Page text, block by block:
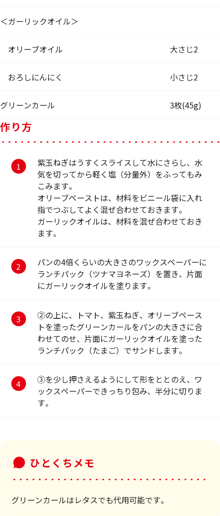
＜ガーリックオイル＞
オリーブオイル 大さじ2
おろしにんにく 小さじ2
グリーンカール 3枚(45g)
作り方
紫玉ねぎはうすくスライスして水にさらし、水
気を切ってから軽く塩（分量外）をふってもみ
こみます。
オリーブペーストは、材料をビニール袋に入れ
指でつぶしてよく混ぜ合わせておきます。
ガーリックオイルは、材料を混ぜ合わせておき
ます。
パンの4倍くらいの大きさのワックスペーパーに
ランチパック（ツナマヨネーズ）を置き、片面
にガーリックオイルを塗ります。
②の上に、トマト、紫玉ねぎ、オリーブペース
トを塗ったグリーンカールをパンの大きさに合
わせてのせ、片面にガーリックオイルを塗った
ランチパック（たまご）でサンドします。
③を少し押さえるようにして形をととのえ、ワ
ックスペーパーできっちり包み、半分に切りま
す。
ひとくちメモ
グリーンカールはレタスでも代用可能です。